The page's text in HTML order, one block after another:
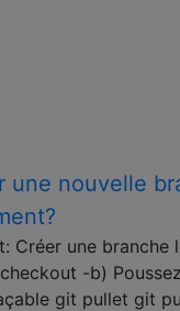
une nouvelle
Créer une
-b)
git pullet git